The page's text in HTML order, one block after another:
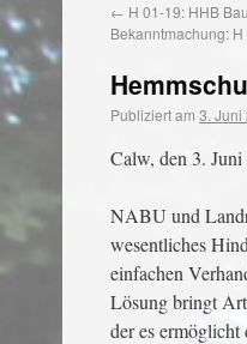
← H 01-19: HHB
Bekanntmachung: H
Publiziert am 3. Juni
Calw, den 3.
NABU und
wesentliches
einfachen
Lösung bringt
der es